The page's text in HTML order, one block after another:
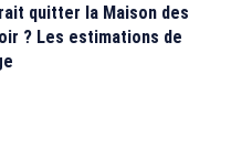
quitter la Maison des
? Les estimations de